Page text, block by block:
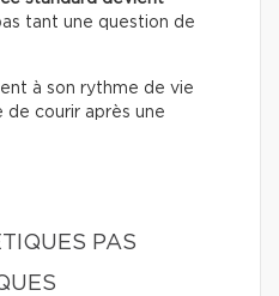
tant une question de
à son rythme de vie
de courir après une
PAS